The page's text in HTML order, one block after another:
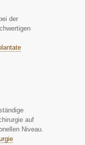
der
auf
Niveau.